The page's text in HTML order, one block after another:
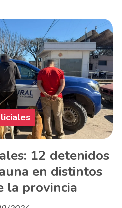
12 detenidos
en distintos
la provincia